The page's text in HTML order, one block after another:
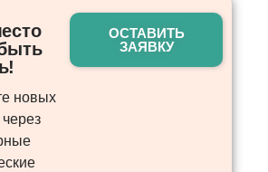
новых
ОСТАВИТЬ
ЗАЯВКУ